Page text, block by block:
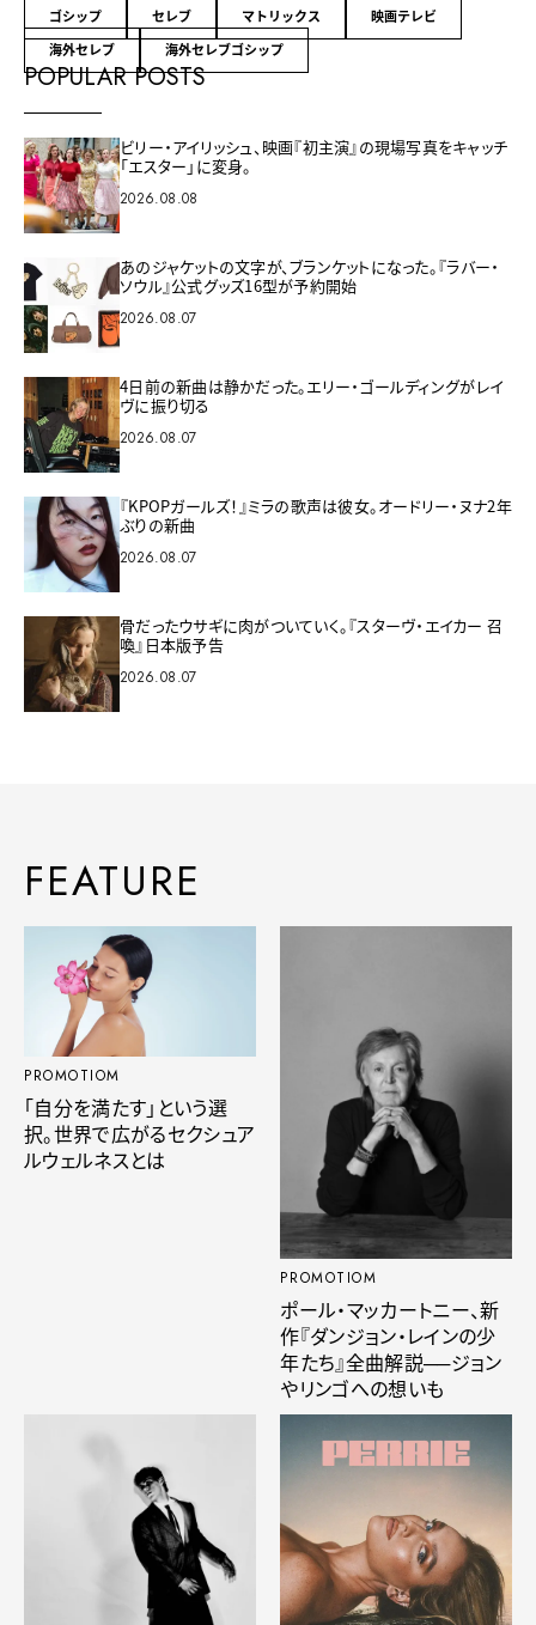
ゴシップ セレブ マトリックス
映画テレビ
海外セレブ
海外セレブゴシップ
POPULAR POSTS
ビリー・アイリッシュ、映画『初主演』の現場写真をキャッチ
「エスター」に変身。
2026.08.08
あのジャケットの文字が、ブランケットになった。『ラバー・
ソウル』公式グッズ16型が予約開始
2026.08.07
4日前の新曲は静かだった。エリー・ゴールディングがレイ
ヴに振り切る
2026.08.07
『KPOPガールズ！』ミラの歌声は彼女。オードリー・ヌナ2年
ぶりの新曲
2026.08.07
骨だったウサギに肉がついていく。『スターヴ・エイカー 召
喚』日本版予告
2026.08.07
FEATURE
PROMOTIOM
「自分を満たす」という選
択。世界で広がるセクシュア
ルウェルネスとは
PROMOTIOM
ポール・マッカートニー、新
作『ダンジョン・レインの少
年たち』全曲解説──ジョン
やリンゴへの想いも